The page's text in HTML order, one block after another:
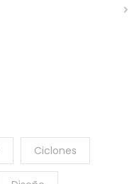
Ciclones